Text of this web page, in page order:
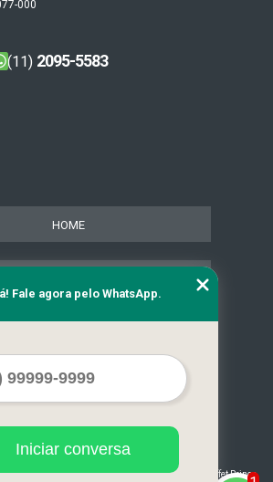
000
(11) 2095-5583
HOME
MAPA DO SITE
à proteção de direitos autorais. Copyright Buffet Prince
Fale agora pelo WhatsApp.
Iniciar conversa